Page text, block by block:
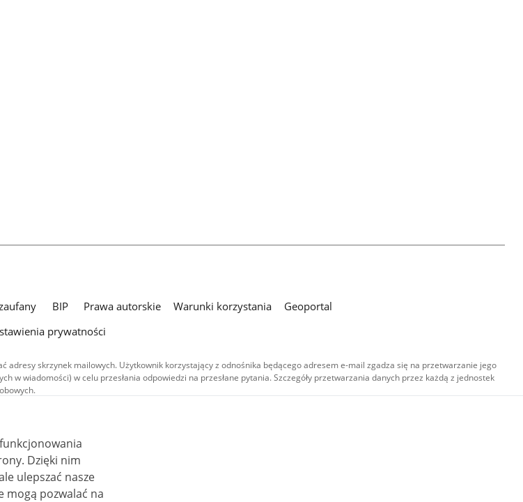
BIP Prawa autorskie Warunki korzystania
Geoportal
prywatności
adresy skrzynek mailowych. Użytkownik korzystający z odnośnika będącego adresem e-mail zgadza się na przetwarzanie jego
w wiadomości) w celu przesłania odpowiedzi na przesłane pytania. Szczegóły przetwarzania danych przez każdą z jednostek
wyłączeniem treści audiowizualnych), są
uznanie autorstwa - na tych samych
audiowizualne, w tym zdjęcia, materiały audio i wideo,
uznanie autorstwa użycie niekomercyjne -
4.0), o ile nie jest to stwierdzone inaczej.
nim
ulepszać nasze